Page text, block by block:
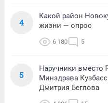
4
Какой район
жизни — опрос
6 180 5
5
Наручники вместо
Минздрава
Дмитрия Беглова